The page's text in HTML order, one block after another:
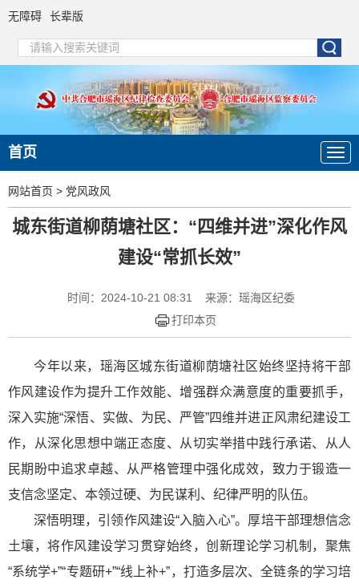
无障碍 长辈版
首页
网站首页 > 党风政风
城东街道柳荫塘社区：“四维并进”深化作风
建设“常抓长效”
时间：2024-10-21 08:31
来源：瑶海区纪委
打印本页
今年以来，瑶海区城东街道柳荫塘社区始终坚持将干部
作风建设作为提升工作效能、增强群众满意度的重要抓手，
深入实施“深悟、实做、为民、严管”四维并进正风肃纪建设工
作，从深化思想中端正态度、从切实举措中践行承诺、从人
民期盼中追求卓越、从严格管理中强化成效，致力于锻造一
支信念坚定、本领过硬、为民谋利、纪律严明的队伍。
深悟明理，引领作风建设“入脑入心”。厚培干部理想信念
土壤，将作风建设学习贯穿始终，创新理论学习机制，聚焦
“系统学+”“专题研+”“线上补+”，打造多层次、全链条的学习培